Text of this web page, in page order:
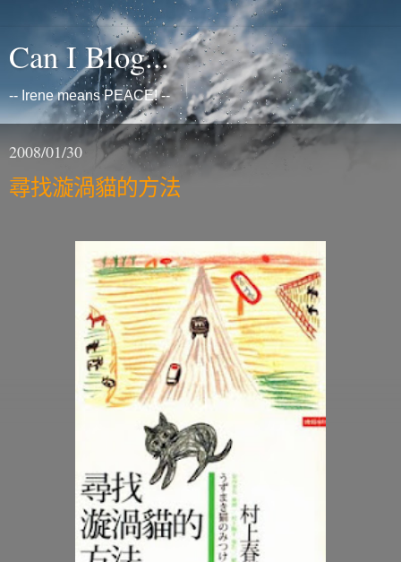
Can I Blog...
-- Irene means PEACE! --
2008/01/30
尋找漩渦貓的方法